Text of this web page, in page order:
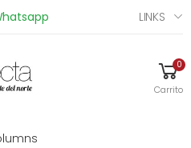
LINKS
menu
0
Carrito